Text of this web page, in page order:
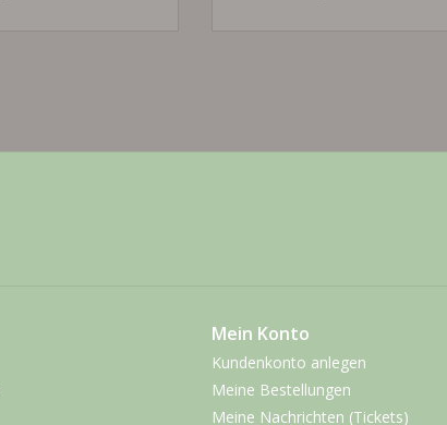
Mein Konto
Kundenkonto anlegen
Meine Bestellungen
Meine Nachrichten (Tickets)